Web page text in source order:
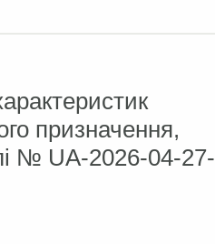
призначення,
№ UA-2026-04-27-